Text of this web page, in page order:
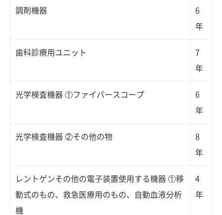
調剤機器
6
年
歯科診療用ユニット
7
年
光学検査機器 ①ファイバースコープ
6
年
光学検査機器 ②その他の物
8
年
レントゲンその他の電子装置使用する機器 ①移
動式のもの、救急医療用のもの、自動血液分析
機
4
年